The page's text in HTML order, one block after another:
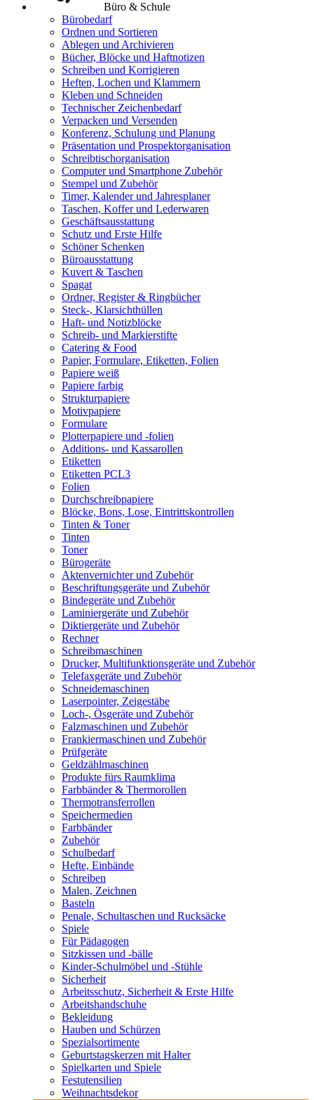
Büro & Schule
Bürobedarf
Ordnen und Sortieren
Ablegen und Archivieren
Bücher, Blöcke und Haftnotizen
Schreiben und Korrigieren
Heften, Lochen und Klammern
Kleben und Schneiden
Technischer Zeichenbedarf
Verpacken und Versenden
Konferenz, Schulung und Planung
Präsentation und Prospektorganisation
Schreibtischorganisation
Computer und Smartphone Zubehör
Stempel und Zubehör
Timer, Kalender und Jahresplaner
Taschen, Koffer und Lederwaren
Geschäftsausstattung
Schutz und Erste Hilfe
Schöner Schenken
Büroausstattung
Kuvert & Taschen
Spagat
Ordner, Register & Ringbücher
Steck-, Klarsichthüllen
Haft- und Notizblöcke
Schreib- und Markierstifte
Catering & Food
Papier, Formulare, Etiketten, Folien
Papiere weiß
Papiere farbig
Strukturpapiere
Motivpapiere
Formulare
Plotterpapiere und -folien
Additions- und Kassarollen
Etiketten
Etiketten PCL3
Folien
Durchschreibpapiere
Blöcke, Bons, Lose, Eintrittskontrollen
Tinten & Toner
Tinten
Toner
Bürogeräte
Aktenvernichter und Zubehör
Beschriftungsgeräte und Zubehör
Bindegeräte und Zubehör
Laminiergeräte und Zubehör
Diktiergeräte und Zubehör
Rechner
Schreibmaschinen
Drucker, Multifunktionsgeräte und Zubehör
Telefaxgeräte und Zubehör
Schneidemaschinen
Laserpointer, Zeigestäbe
Loch-, Ösgeräte und Zubehör
Falzmaschinen und Zubehör
Frankiermaschinen und Zubehör
Prüfgeräte
Geldzählmaschinen
Produkte fürs Raumklima
Farbbänder & Thermorollen
Thermotransferrollen
Speichermedien
Farbbänder
Zubehör
Schulbedarf
Hefte, Einbände
Schreiben
Malen, Zeichnen
Basteln
Penale, Schultaschen und Rucksäcke
Spiele
Für Pädagogen
Sitzkissen und -bälle
Kinder-Schulmöbel und -Stühle
Sicherheit
Arbeitsschutz, Sicherheit & Erste Hilfe
Arbeitshandschuhe
Bekleidung
Hauben und Schürzen
Spezialsortimente
Geburtstagskerzen mit Halter
Spielkarten und Spiele
Festutensilien
Weihnachtsdekor